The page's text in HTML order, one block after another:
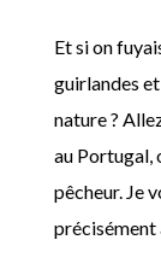
Et si on
guirlandes
nature ?
au Portugal,
pêcheur. Je
précisément